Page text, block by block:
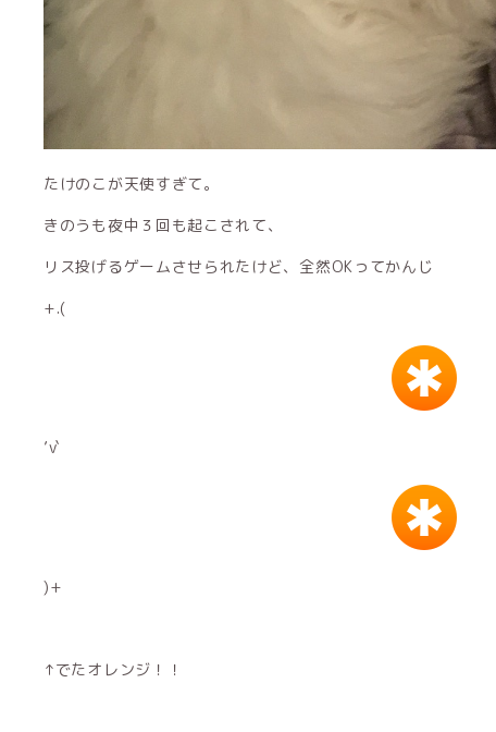
たけのこが天使すぎて。
きのうも夜中３回も起こされて、
リス投げるゲームさせられたけど、全然OKってかんじ
+.(
’v`
)+
↑でたオレンジ！！